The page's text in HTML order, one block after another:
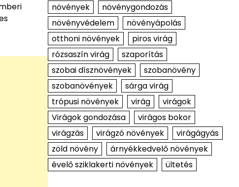
növények
növénygondozás
növényvédelem
növényápolás
otthoni növények
piros virág
rózsaszín virág
szaporítás
szobai dísznövények
szobanövény
szobanövények
sárga virág
trópusi növények
virág
virágok
Virágok gondozása
virágos bokor
virágzás
virágzó növények
virágágyás
zöld növény
árnyékkedvelő növények
évelő sziklakerti növények
ültetés